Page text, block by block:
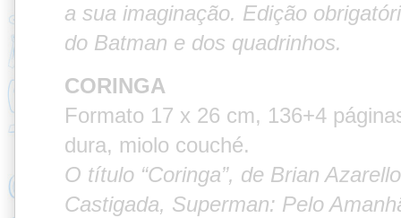
a sua imaginação. Edição
do Batman e dos quadrinhos.
CORINGA
Formato 17 x 26 cm, 136+4
dura, miolo couché.
O título “Coringa”, de Brian
Castigada, Superman: Pelo